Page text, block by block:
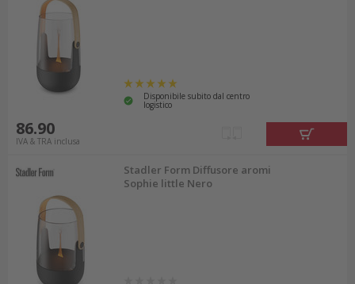
Disponibile subito dal centro
logistico
86.90
IVA & TRA inclusa
Stadler Form Diffusore aromi
Sophie little Nero